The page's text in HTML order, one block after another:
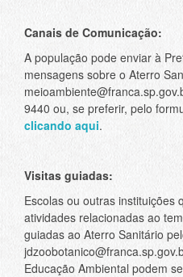
Canais de Comunicação:
A população pode enviar à
mensagens sobre o Aterro
9440 ou, se preferir, pelo
clicando aqui.
Visitas guiadas:
Escolas ou outras instituições
atividades relacionadas ao
guiadas ao Aterro Sanitário
Educação Ambiental podem